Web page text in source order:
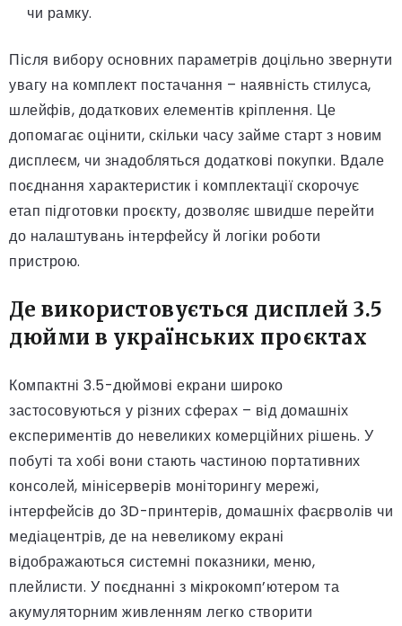
чи рамку.
Після вибору основних параметрів доцільно звернути
увагу на комплект постачання – наявність стилуса,
шлейфів, додаткових елементів кріплення. Це
допомагає оцінити, скільки часу займе старт з новим
дисплеєм, чи знадобляться додаткові покупки. Вдале
поєднання характеристик і комплектації скорочує
етап підготовки проєкту, дозволяє швидше перейти
до налаштувань інтерфейсу й логіки роботи
пристрою.
Де використовується дисплей 3.5
дюйми в українських проєктах
Компактні 3.5-дюймові екрани широко
застосовуються у різних сферах – від домашніх
експериментів до невеликих комерційних рішень. У
побуті та хобі вони стають частиною портативних
консолей, мінісерверів моніторингу мережі,
інтерфейсів до 3D-принтерів, домашніх фаєрволів чи
медіацентрів, де на невеликому екрані
відображаються системні показники, меню,
плейлисти. У поєднанні з мікрокомп’ютером та
акумуляторним живленням легко створити